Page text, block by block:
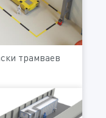
трамваев